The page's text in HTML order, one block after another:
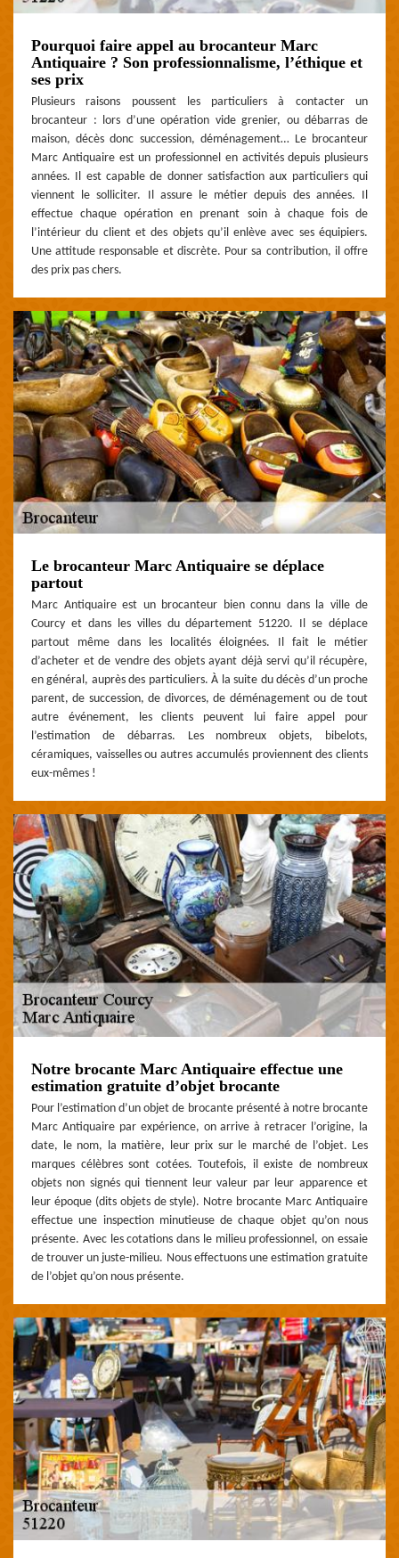
Pourquoi faire appel au brocanteur Marc
Antiquaire ? Son professionnalisme, l’éthique et
ses prix
Plusieurs raisons poussent les particuliers à contacter un
brocanteur : lors d’une opération vide grenier, ou débarras de
maison, décès donc succession, déménagement… Le brocanteur
Marc Antiquaire est un professionnel en activités depuis plusieurs
années. Il est capable de donner satisfaction aux particuliers qui
viennent le solliciter. Il assure le métier depuis des années. Il
effectue chaque opération en prenant soin à chaque fois de
l’intérieur du client et des objets qu’il enlève avec ses équipiers.
Une attitude responsable et discrète. Pour sa contribution, il offre
des prix pas chers.
Le brocanteur Marc Antiquaire se déplace
partout
Marc Antiquaire est un brocanteur bien connu dans la ville de
Courcy et dans les villes du département 51220. Il se déplace
partout même dans les localités éloignées. Il fait le métier
d’acheter et de vendre des objets ayant déjà servi qu’il récupère,
en général, auprès des particuliers. À la suite du décès d’un proche
parent, de succession, de divorces, de déménagement ou de tout
autre événement, les clients peuvent lui faire appel pour
l’estimation de débarras. Les nombreux objets, bibelots,
céramiques, vaisselles ou autres accumulés proviennent des clients
eux-mêmes !
Notre brocante Marc Antiquaire effectue une
estimation gratuite d’objet brocante
Pour l’estimation d’un objet de brocante présenté à notre brocante
Marc Antiquaire par expérience, on arrive à retracer l’origine, la
date, le nom, la matière, leur prix sur le marché de l’objet. Les
marques célèbres sont cotées. Toutefois, il existe de nombreux
objets non signés qui tiennent leur valeur par leur apparence et
leur époque (dits objets de style). Notre brocante Marc Antiquaire
effectue une inspection minutieuse de chaque objet qu’on nous
présente. Avec les cotations dans le milieu professionnel, on essaie
de trouver un juste-milieu. Nous effectuons une estimation gratuite
de l’objet qu’on nous présente.